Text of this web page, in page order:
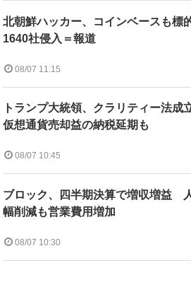
北朝鮮ハッカー、コインベースも標
1640社侵入＝報道
08/07 11:15
トランプ大統領、クラリティー法成
仮想通貨売却益の納税延期も
08/07 10:45
ブロック、四半期決算で増収増益
幅削減も営業費用増加
08/07 10:30